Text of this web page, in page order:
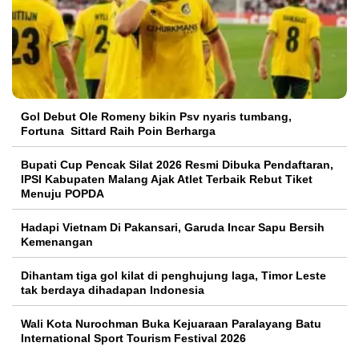
Gol Debut Ole Romeny bikin Psv nyaris tumbang,
Fortuna Sittard Raih Poin Berharga
Bupati Cup Pencak Silat 2026 Resmi Dibuka Pendaftaran,
IPSI Kabupaten Malang Ajak Atlet Terbaik Rebut Tiket
Menuju POPDA
Hadapi Vietnam Di Pakansari, Garuda Incar Sapu Bersih
Kemenangan
Dihantam tiga gol kilat di penghujung laga, Timor Leste
tak berdaya dihadapan Indonesia
Wali Kota Nurochman Buka Kejuaraan Paralayang Batu
International Sport Tourism Festival 2026